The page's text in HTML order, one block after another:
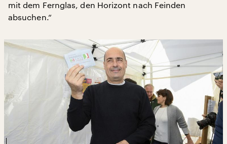
mit dem Fernglas, den Horizont nach Feinden
absuchen.“